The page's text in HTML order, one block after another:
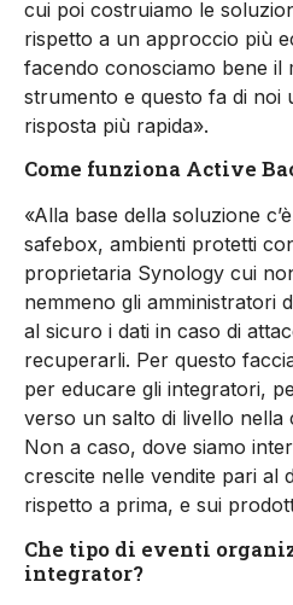
cui poi costruiamo le
rispetto a un approccio più
facendo conosciamo bene il
strumento e questo fa di noi
risposta più rapida».
Come funziona Active
«Alla base della soluzione
safebox, ambienti protetti
proprietaria Synology cui
nemmeno gli amministratori
al sicuro i dati in caso di
recuperarli. Per questo
per educare gli integratori,
verso un salto di livello nella
Non a caso, dove siamo
crescite nelle vendite pari al
rispetto a prima, e sui
Che tipo di eventi
integrator?